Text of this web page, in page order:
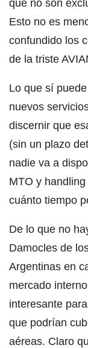
que no son
Esto no es
confundido los
de la triste
Lo que sí
nuevos
discernir que
(sin un plazo
nadie va a
MTO y
cuánto tiempo
De lo que no
Damocles de
Argentinas en
mercado
interesante
que podrían
aéreas. Claro